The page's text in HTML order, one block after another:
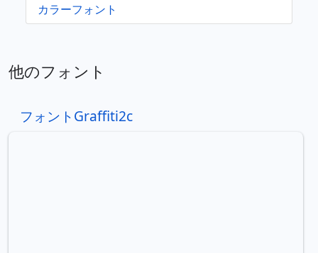
カラーフォント
他のフォント
フォントGraffiti2c